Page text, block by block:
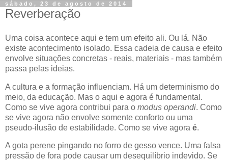
sábado, 23 de agosto de 2014
Reverberação
Uma coisa acontece aqui e tem um efeito ali. Ou lá. Não
existe acontecimento isolado. Essa cadeia de causa e efeito
envolve situações concretas - reais, materiais - mas também
passa pelas ideias.
A cultura e a formação influenciam. Há um determinismo do
meio, da educação. Mas o aqui e agora é fundamental.
Como se vive agora contribui para o modus operandi. Como
se vive agora não envolve somente conforto ou uma
pseudo-ilusão de estabilidade. Como se vive agora é.
A gota perene pingando no forro de gesso vence. Uma falsa
pressão de fora pode causar um desequilíbrio indevido. Se